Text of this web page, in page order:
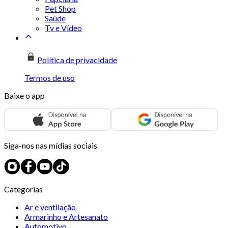
Pet Shop
Saúde
Tv e Vídeo
Política de privacidade
Termos de uso
Baixe o app
Siga-nos nas mídias sociais
Categorias
Ar e ventilação
Armarinho e Artesanato